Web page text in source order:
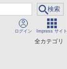
ログイン Impress サイト
全カテゴリ